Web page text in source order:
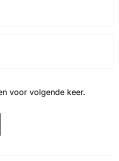
voor volgende keer.